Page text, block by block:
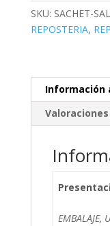
SKU: SACHET-SAL
REPOSTERIA,
Información
Valoraciones
EMBALAJE,